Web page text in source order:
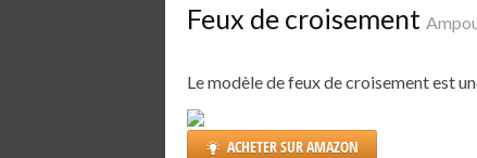
Feux de croisement
Le modèle de feux de croisement est
ACHETER SUR AMAZON